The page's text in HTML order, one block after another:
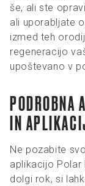
še, ali ste
ali uporabljate
izmed teh
regeneracijo
upoštevano v
PODROBNA
IN
Ne pozabite
aplikacijo Polar
dolgi rok, si